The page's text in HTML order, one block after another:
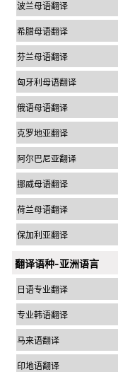
波兰母语翻译
希腊母语翻译
芬兰母语翻译
匈牙利母语翻译
俄语母语翻译
克罗地亚翻译
阿尔巴尼亚翻译
挪威母语翻译
荷兰母语翻译
保加利亚翻译
翻译语种-亚洲语言
日语专业翻译
专业韩语翻译
马来语翻译
印地语翻译